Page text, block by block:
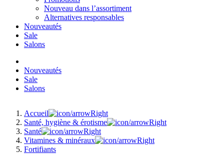
Nouveau dans l’assortiment
Alternatives responsables
Nouveautés
Sale
Salons
Nouveautés
Sale
Salons
Accueil
Santé, hygiène & érotisme
Santé
Vitamines & minéraux
Fortifiants